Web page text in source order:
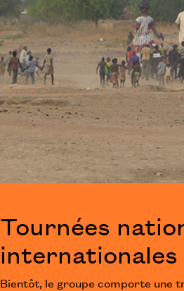
Tournées
internationales
Bientôt, le groupe comporte une